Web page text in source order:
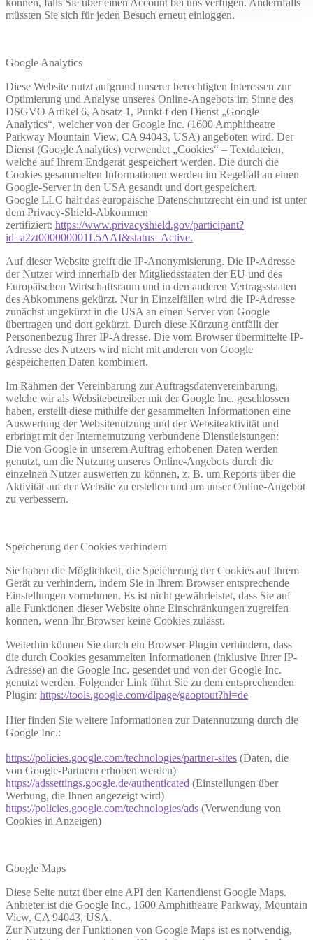
können, falls Sie über einen Account bei uns verfügen. Andernfalls
müssten Sie sich für jeden Besuch erneut einloggen.
Google Analytics
Diese Website nutzt aufgrund unserer berechtigten Interessen zur
Optimierung und Analyse unseres Online-Angebots im Sinne des
DSGVO Artikel 6, Absatz 1, Punkt f den Dienst „Google
Analytics“, welcher von der Google Inc. (1600 Amphitheatre
Parkway Mountain View, CA 94043, USA) angeboten wird. Der
Dienst (Google Analytics) verwendet „Cookies“ – Textdateien,
welche auf Ihrem Endgerät gespeichert werden. Die durch die
Cookies gesammelten Informationen werden im Regelfall an einen
Google-Server in den USA gesandt und dort gespeichert.
Google LLC hält das europäische Datenschutzrecht ein und ist unter
dem Privacy-Shield-Abkommen
zertifiziert: https://www.privacyshield.gov/participant?
id=a2zt000000001L5AAI&status=Active.
Auf dieser Website greift die IP-Anonymisierung. Die IP-Adresse
der Nutzer wird innerhalb der Mitgliedsstaaten der EU und des
Europäischen Wirtschaftsraum und in den anderen Vertragsstaaten
des Abkommens gekürzt. Nur in Einzelfällen wird die IP-Adresse
zunächst ungekürzt in die USA an einen Server von Google
übertragen und dort gekürzt. Durch diese Kürzung entfällt der
Personenbezug Ihrer IP-Adresse. Die vom Browser übermittelte IP-
Adresse des Nutzers wird nicht mit anderen von Google
gespeicherten Daten kombiniert.
Im Rahmen der Vereinbarung zur Auftragsdatenvereinbarung,
welche wir als Websitebetreiber mit der Google Inc. geschlossen
haben, erstellt diese mithilfe der gesammelten Informationen eine
Auswertung der Websitenutzung und der Websiteaktivität und
erbringt mit der Internetnutzung verbundene Dienstleistungen:
Die von Google in unserem Auftrag erhobenen Daten werden
genutzt, um die Nutzung unseres Online-Angebots durch die
einzelnen Nutzer auswerten zu können, z. B. um Reports über die
Aktivität auf der Website zu erstellen und um unser Online-Angebot
zu verbessern.
Speicherung der Cookies verhindern
Sie haben die Möglichkeit, die Speicherung der Cookies auf Ihrem
Gerät zu verhindern, indem Sie in Ihrem Browser entsprechende
Einstellungen vornehmen. Es ist nicht gewährleistet, dass Sie auf
alle Funktionen dieser Website ohne Einschränkungen zugreifen
können, wenn Ihr Browser keine Cookies zulässt.
Weiterhin können Sie durch ein Browser-Plugin verhindern, dass
die durch Cookies gesammelten Informationen (inklusive Ihrer IP-
Adresse) an die Google Inc. gesendet und von der Google Inc.
genutzt werden. Folgender Link führt Sie zu dem entsprechenden
Plugin: https://tools.google.com/dlpage/gaoptout?hl=de
Hier finden Sie weitere Informationen zur Datennutzung durch die
Google Inc.:
https://policies.google.com/technologies/partner-sites (Daten, die
von Google-Partnern erhoben werden)
https://adssettings.google.de/authenticated (Einstellungen über
Werbung, die Ihnen angezeigt wird)
https://policies.google.com/technologies/ads (Verwendung von
Cookies in Anzeigen)
Google Maps
Diese Seite nutzt über eine API den Kartendienst Google Maps.
Anbieter ist die Google Inc., 1600 Amphitheatre Parkway, Mountain
View, CA 94043, USA.
Zur Nutzung der Funktionen von Google Maps ist es notwendig,